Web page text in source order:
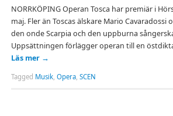
NORRKÖPING Operan Tosca har premiär i
maj. Fler än Toscas älskare Mario Cavaradossi
den onde Scarpia och den uppburna
Uppsättningen förlägger operan till en
Läs mer →
Tagged Musik, Opera, SCEN